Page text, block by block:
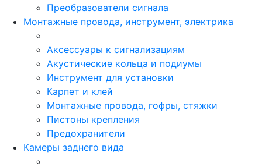
Преобразователи сигнала
Монтажные провода, инструмент, электрика
Аксессуары к сигнализациям
Акустические кольца и подиумы
Инструмент для установки
Карпет и клей
Монтажные провода, гофры, стяжки
Пистоны крепления
Предохранители
Камеры заднего вида